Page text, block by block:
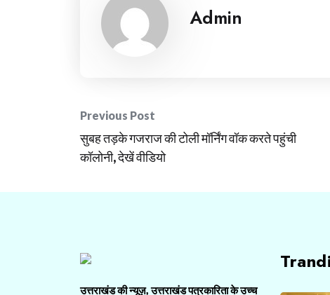
Admin
Post
navigation
Previous Post
सुबह तड़के गजराज की टोली मॉर्निंग वॉक करते पहुंची
कॉलोनी, देखें वीडियो
उत्तराखंड की न्यूज़, उत्तराखंड पत्रकारिता के उच्च